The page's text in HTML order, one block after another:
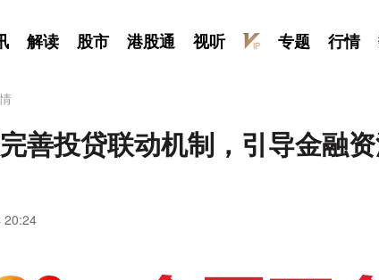
解读 股市 港股通 视听 专题 行情
善投贷联动机制，引导金融
20:24